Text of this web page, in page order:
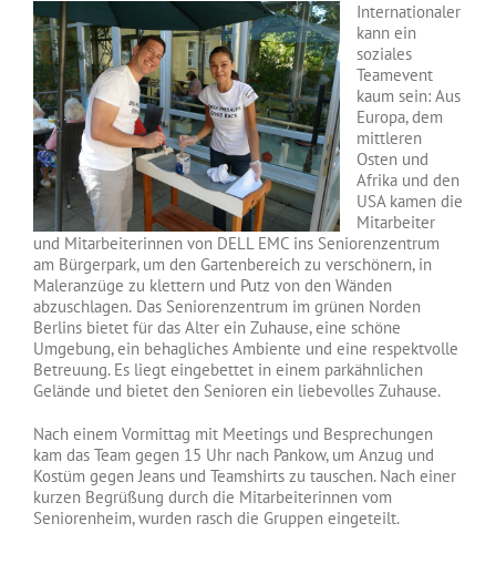
Internationaler
kann ein
soziales
Teamevent
kaum sein: Aus
Europa, dem
mittleren
Osten und
Afrika und den
USA kamen die
Mitarbeiter
und Mitarbeiterinnen von DELL EMC ins Seniorenzentrum
am Bürgerpark, um den Gartenbereich zu verschönern, in
Maleranzüge zu klettern und Putz von den Wänden
abzuschlagen. Das Seniorenzentrum im grünen Norden
Berlins bietet für das Alter ein Zuhause, eine schöne
Umgebung, ein behagliches Ambiente und eine respektvolle
Betreuung. Es liegt eingebettet in einem parkähnlichen
Gelände und bietet den Senioren ein liebevolles Zuhause.
Nach einem Vormittag mit Meetings und Besprechungen
kam das Team gegen 15 Uhr nach Pankow, um Anzug und
Kostüm gegen Jeans und Teamshirts zu tauschen. Nach einer
kurzen Begrüßung durch die Mitarbeiterinnen vom
Seniorenheim, wurden rasch die Gruppen eingeteilt.